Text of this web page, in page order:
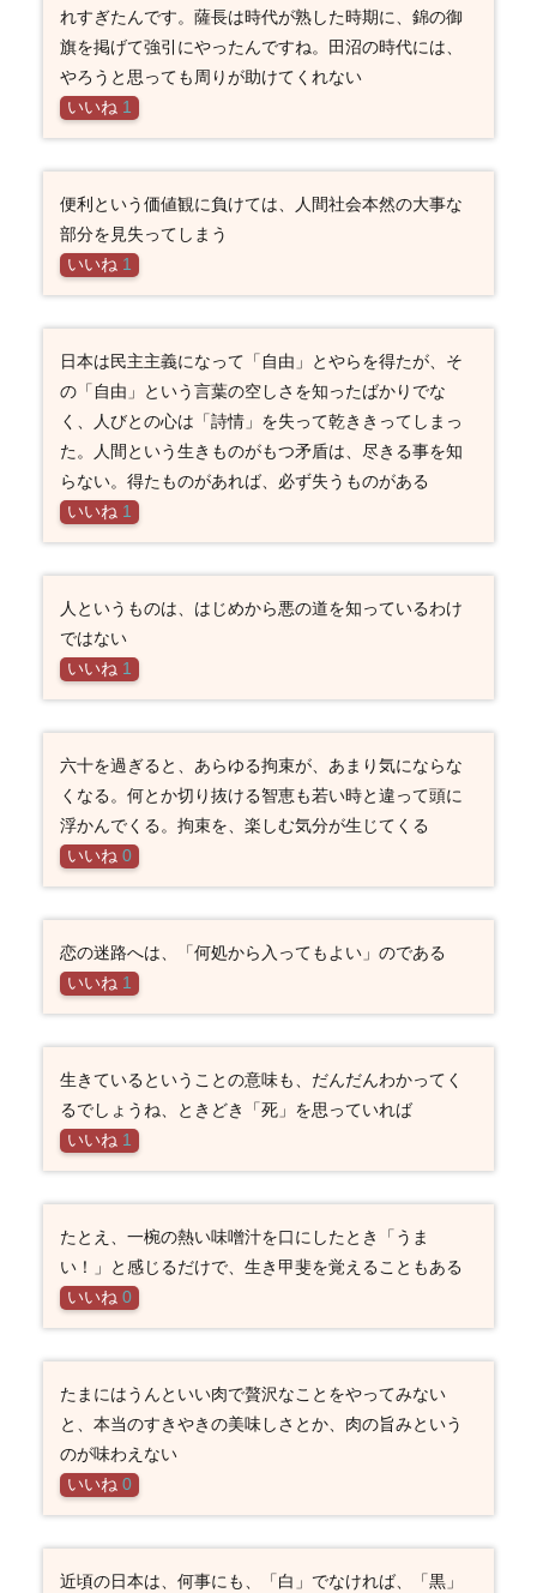
れすぎたんです。薩長は時代が熟した時期に、錦の御
旗を掲げて強引にやったんですね。田沼の時代には、
やろうと思っても周りが助けてくれない
いいね 1
便利という価値観に負けては、人間社会本然の大事な
部分を見失ってしまう
いいね 1
日本は民主主義になって「自由」とやらを得たが、そ
の「自由」という言葉の空しさを知ったばかりでな
く、人びとの心は「詩情」を失って乾ききってしまっ
た。人間という生きものがもつ矛盾は、尽きる事を知
らない。得たものがあれば、必ず失うものがある
いいね 1
人というものは、はじめから悪の道を知っているわけ
ではない
いいね 1
六十を過ぎると、あらゆる拘束が、あまり気にならな
くなる。何とか切り抜ける智恵も若い時と違って頭に
浮かんでくる。拘束を、楽しむ気分が生じてくる
いいね 0
恋の迷路へは、「何処から入ってもよい」のである
いいね 1
生きているということの意味も、だんだんわかってく
るでしょうね、ときどき「死」を思っていれば
いいね 1
たとえ、一椀の熱い味噌汁を口にしたとき「うま
い！」と感じるだけで、生き甲斐を覚えることもある
いいね 0
たまにはうんといい肉で贅沢なことをやってみない
と、本当のすきやきの美味しさとか、肉の旨みという
のが味わえない
いいね 0
近頃の日本は、何事にも、「白」でなければ、「黒」